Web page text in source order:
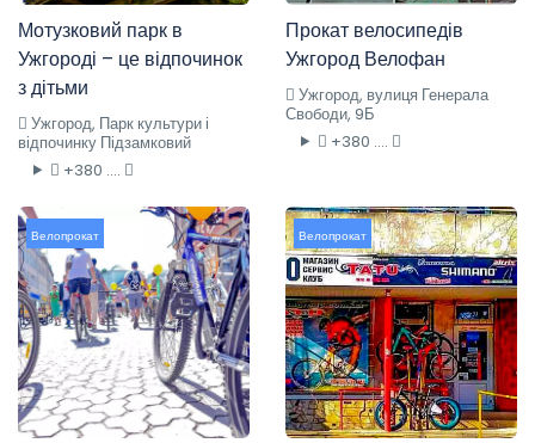
Мотузковий парк в
Ужгороді – це відпочинок
з дітьми
Ужгород, Парк культури і
відпочинку Підзамковий
+380 ....
Прокат велосипедів
Ужгород Велофан
Ужгород, вулиця Генерала
Свободи, 9Б
+380 ....
Велопрокат Велопрокат